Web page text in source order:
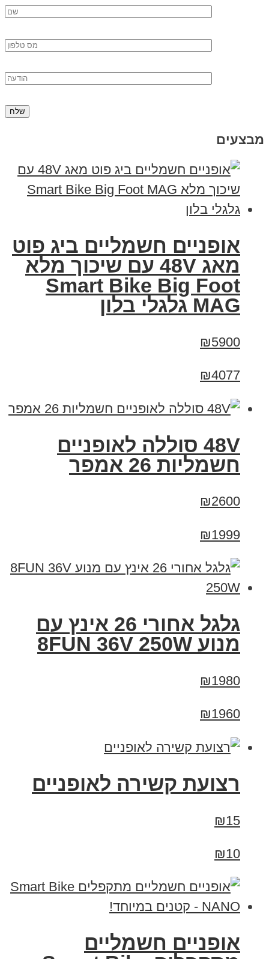
מבצעים
אופניים חשמליים ביג פוט
מאג 48V עם שיכוך מלא
Smart Bike Big Foot
MAG גלגלי בלון
₪5900
₪4077
48V סוללה לאופניים
חשמליות 26 אמפר
₪2600
₪1999
גלגל אחורי 26 אינץ עם
מנוע 8FUN 36V 250W
₪1980
₪1960
רצועת קשירה לאופניים
₪15
₪10
אופניים חשמליים